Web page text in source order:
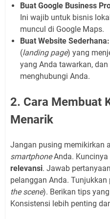
Buat Google Business
Ini wajib untuk bisnis
muncul di Google Maps.
Buat Website Sederhana:
(landing page) yang
yang Anda tawarkan,
menghubungi Anda.
2. Cara Membuat
Menarik
Jangan pusing memikirkan
smartphoneAnda. Kuncinya
relevansi. Jawab
pelanggan Anda.
the scene). Berikan tips
Konsistensi lebih penting